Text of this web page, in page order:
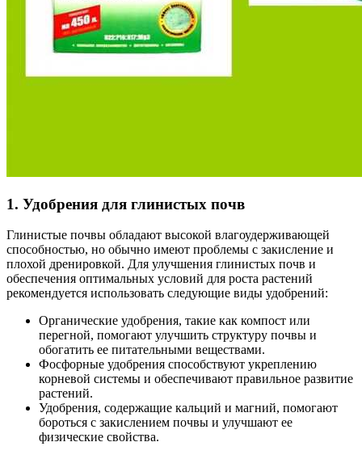
1. Удобрения для глинистых почв
Глинистые почвы обладают высокой влагоудерживающей
способностью, но обычно имеют проблемы с закисление и
плохой дренировкой. Для улучшения глинистых почв и
обеспечения оптимальных условий для роста растений
рекомендуется использовать следующие виды удобрений:
Органические удобрения, такие как компост или
перегной, помогают улучшить структуру почвы и
обогатить ее питательными веществами.
Фосфорные удобрения способствуют укреплению
корневой системы и обеспечивают правильное развитие
растений.
Удобрения, содержащие кальций и магний, помогают
бороться с закислением почвы и улучшают ее
физические свойства.